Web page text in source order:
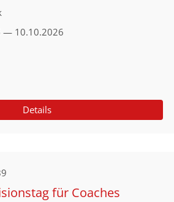
— 10.10.2026
Details
für Coaches